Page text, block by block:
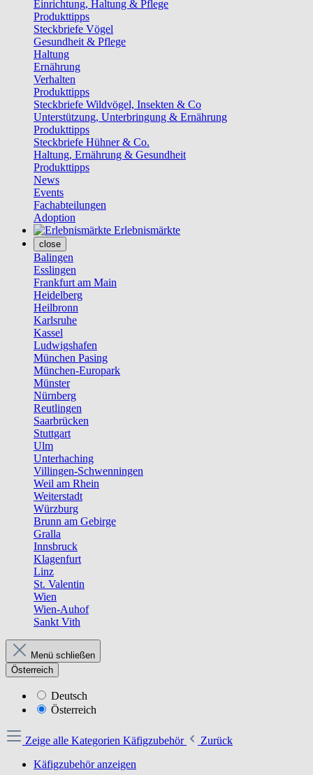
Einrichtung, Haltung & Pflege
Produkttipps
Steckbriefe Vögel
Gesundheit & Pflege
Haltung
Ernährung
Verhalten
Produkttipps
Steckbriefe Wildvögel, Insekten & Co
Unterstützung, Unterbringung & Ernährung
Produkttipps
Steckbriefe Hühner & Co.
Haltung, Ernährung & Gesundheit
Produkttipps
News
Events
Fachabteilungen
Adoption
Erlebnismärkte
close
Balingen
Esslingen
Frankfurt am Main
Heidelberg
Heilbronn
Karlsruhe
Kassel
Ludwigshafen
München Pasing
München-Europark
Münster
Nürnberg
Reutlingen
Saarbrücken
Stuttgart
Ulm
Unterhaching
Villingen-Schwenningen
Weil am Rhein
Weiterstadt
Würzburg
Brunn am Gebirge
Gralla
Innsbruck
Klagenfurt
Linz
St. Valentin
Wien
Wien-Auhof
Sankt Vith
Menü schließen
Österreich
Deutsch
Österreich
Zeige alle Kategorien Käfigzubehör
Zurück
Käfigzubehör anzeigen